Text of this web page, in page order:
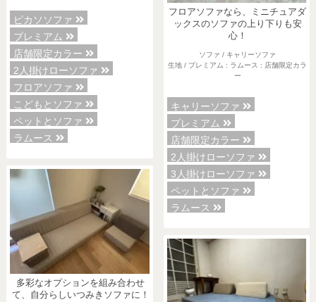
ピカソソファ
プレミアム
店舗限定カラー
2人掛けローソファ
フロアソファ
こどもとソファ
ペットとソファ
ラムース
多彩なオプションを組み合わせ
て、自分らしいつみきソファに！
フロアソファなら、ミニチュアダ
ックスのソファの上り下りも安
心！
ソファ / キャリーソファ
生地 / プレミアム : ラムース : 店舗限定カラ
ー
キャリーソファ
プレミアム
店舗限定カラー
2人掛けローソファ
3人掛けローソファ
ペットとソファ
ラムース